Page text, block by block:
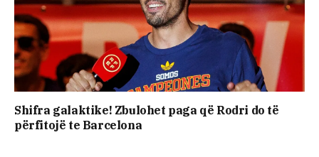
Shifra galaktike! Zbulohet paga që Rodri do të
përfitojë te Barcelona